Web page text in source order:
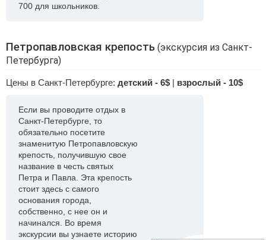
700 для школьников.
Петропавловская крепость (экскурсия из Санкт-
Петербурга)
Цены в Санкт-Петербурге: детский - 6$ | взрослый - 10$
Если вы проводите отдых в
Санкт-Петербурге, то
обязательно посетите
знаменитую Петропавловскую
крепость, получившую свое
название в честь святых
Петра и Павла. Эта крепость
стоит здесь с самого
основания города,
собственно, с нее он и
начинался. Во время
экскурсии вы узнаете историю